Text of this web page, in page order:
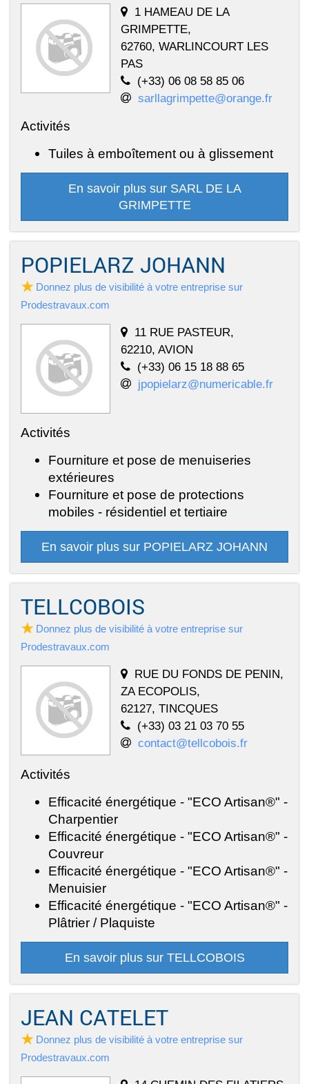
1 HAMEAU DE LA
GRIMPETTE,
62760, WARLINCOURT LES
PAS
(+33) 06 08 58 85 06
sarllagrimpette@orange.fr
Activités
Tuiles à emboîtement ou à glissement
En savoir plus sur SARL DE LA
GRIMPETTE
POPIELARZ JOHANN
Donnez plus de visibilité à votre entreprise sur
Prodestravaux.com
11 RUE PASTEUR,
62210, AVION
(+33) 06 15 18 88 65
jpopielarz@numericable.fr
Activités
Fourniture et pose de menuiseries
extérieures
Fourniture et pose de protections
mobiles - résidentiel et tertiaire
En savoir plus sur POPIELARZ JOHANN
TELLCOBOIS
Donnez plus de visibilité à votre entreprise sur
Prodestravaux.com
RUE DU FONDS DE PENIN,
ZA ECOPOLIS,
62127, TINCQUES
(+33) 03 21 03 70 55
contact@tellcobois.fr
Activités
Efficacité énergétique - "ECO Artisan®" -
Charpentier
Efficacité énergétique - "ECO Artisan®" -
Couvreur
Efficacité énergétique - "ECO Artisan®" -
Menuisier
Efficacité énergétique - "ECO Artisan®" -
Plâtrier / Plaquiste
En savoir plus sur TELLCOBOIS
JEAN CATELET
Donnez plus de visibilité à votre entreprise sur
Prodestravaux.com